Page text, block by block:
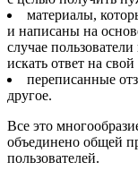
материалы,
и написаны на
случае
искать ответ на
переписанные
другое.
Все это
объединено общей
пользователей.